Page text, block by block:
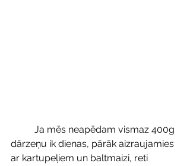
dārzeņu ik dienas, pārāk aizraujamies
ar kartupeļiem un baltmaizi, reti